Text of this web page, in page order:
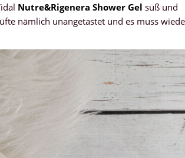
Nutre&Rigenera Shower Gel süß und
nämlich unangetastet und es muss